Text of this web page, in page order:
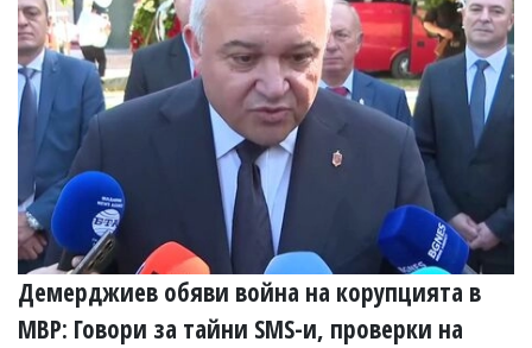
Демерджиев обяви война на корупцията в
МВР: Говори за тайни SMS-и, проверки на